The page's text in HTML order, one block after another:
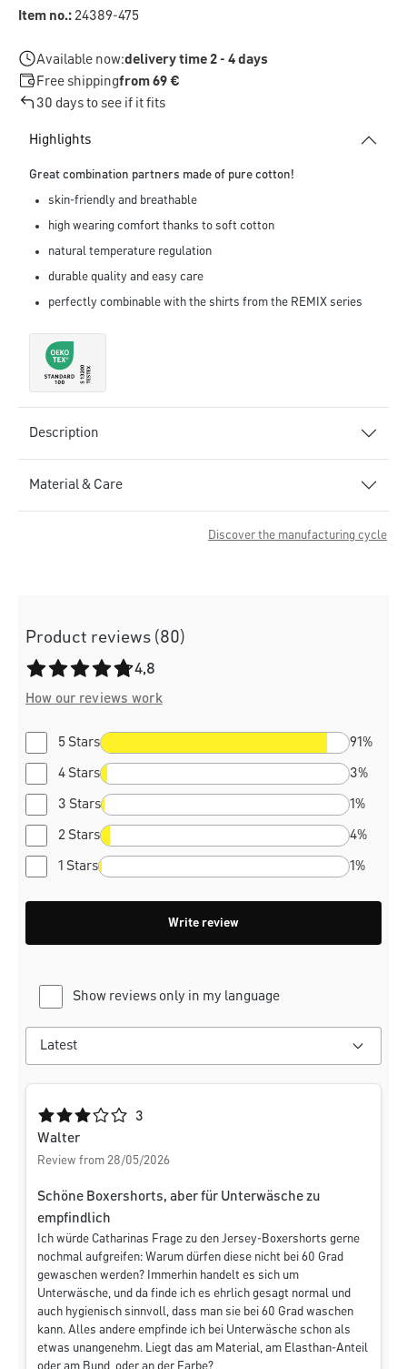
Item no.:24389-475
Available now:delivery time 2 - 4 days
Free shippingfrom 69 €
30 days to see if it fits
Highlights
Great combination partners made of pure cotton!
skin-friendly and breathable
high wearing comfort thanks to soft cotton
natural temperature regulation
durable quality and easy care
perfectly combinable with the shirts from the REMIX series
Description
Material & Care
Discover the manufacturing cycle
Product reviews (80)
Average rating of 4.8 out of 5 stars
4,8
How our reviews work
5 Stars 91%
4 Stars 3%
3 Stars 1%
2 Stars 4%
1 Stars 1%
Write review
Show reviews only in my language
Average rating of 3 out of 5 stars
3
Walter
Review from 28/05/2026
Schöne Boxershorts, aber für Unterwäsche zu
empfindlich
Ich würde Catharinas Frage zu den Jersey-Boxershorts gerne
nochmal aufgreifen: Warum dürfen diese nicht bei 60 Grad
gewaschen werden? Immerhin handelt es sich um
Unterwäsche, und da finde ich es ehrlich gesagt normal und
auch hygienisch sinnvoll, dass man sie bei 60 Grad waschen
kann. Alles andere empfinde ich bei Unterwäsche schon als
etwas unangenehm. Liegt das am Material, am Elasthan-Anteil